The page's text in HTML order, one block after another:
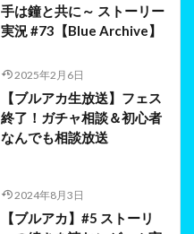
手は鐘と共に～ ストーリー
実況 #73【Blue Archive】
2025年2月6日
【ブルアカ生放送】フェス
終了！ガチャ相談＆初心者
なんでも相談放送
2024年8月3日
【ブルアカ】#5 ストーリ